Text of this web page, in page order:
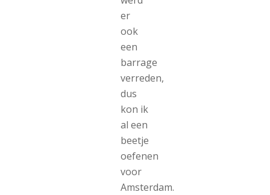
er
ook
een
barrage
verreden,
dus
kon ik
al een
beetje
oefenen
voor
Amsterdam.